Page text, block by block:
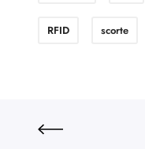
RFID scorte